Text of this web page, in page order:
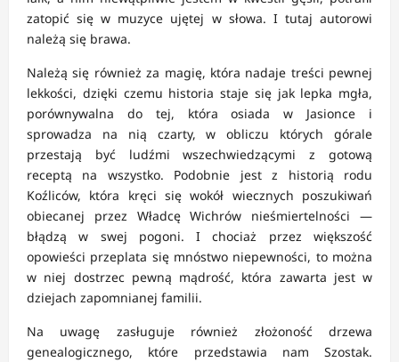
zatopić się w muzyce ujętej w słowa. I tutaj autorowi
należą się brawa.
Należą się również za magię, która nadaje treści pewnej
lekkości, dzięki czemu historia staje się jak lepka mgła,
porównywalna do tej, która osiada w Jasionce i
sprowadza na nią czarty, w obliczu których górale
przestają być ludźmi wszechwiedzącymi z gotową
receptą na wszystko. Podobnie jest z historią rodu
Koźliców, która kręci się wokół wiecznych poszukiwań
obiecanej przez Władcę Wichrów nieśmiertelności —
błądzą w swej pogoni. I chociaż przez większość
opowieści przeplata się mnóstwo niepewności, to można
w niej dostrzec pewną mądrość, która zawarta jest w
dziejach zapomnianej familii.
Na uwagę zasługuje również złożoność drzewa
genealogicznego, które przedstawia nam Szostak.